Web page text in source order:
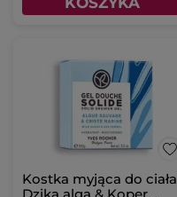
Kostka myjąca do ciała